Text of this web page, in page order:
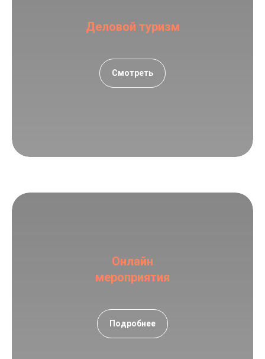
Деловой туризм
Смотреть
Онлайн
мероприятия
Подробнее